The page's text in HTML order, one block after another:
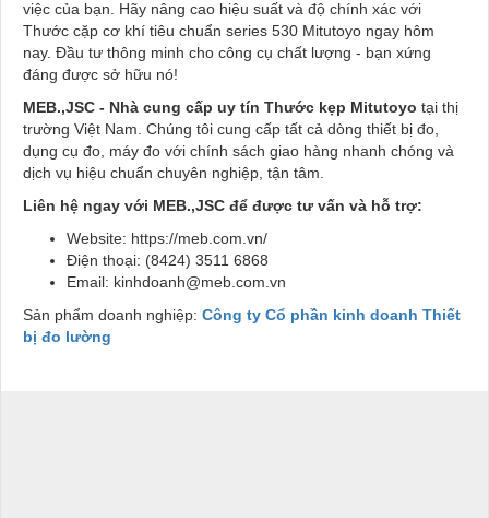
việc của bạn. Hãy nâng cao hiệu suất và độ chính xác với
Thước cặp cơ khí tiêu chuẩn series 530 Mitutoyo ngay hôm
nay. Đầu tư thông minh cho công cụ chất lượng - bạn xứng
đáng được sở hữu nó!
MEB.,JSC - Nhà cung cấp uy tín Thước kẹp Mitutoyo tại thị
trường Việt Nam. Chúng tôi cung cấp tất cả dòng thiết bị đo,
dụng cụ đo, máy đo với chính sách giao hàng nhanh chóng và
dịch vụ hiệu chuẩn chuyên nghiệp, tận tâm.
Liên hệ ngay với MEB.,JSC để được tư vấn và hỗ trợ:
Website: https://meb.com.vn/
Điện thoại: (8424) 3511 6868
Email: kinhdoanh@meb.com.vn
Sản phẩm doanh nghiệp: Công ty Cổ phần kinh doanh Thiết
bị đo lường